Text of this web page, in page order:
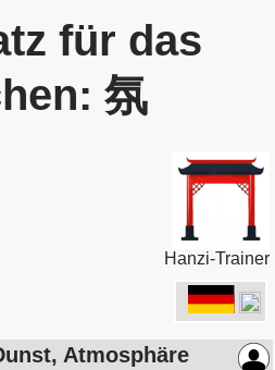
für das
氛
Hanzi-Trainer
Atmosphäre